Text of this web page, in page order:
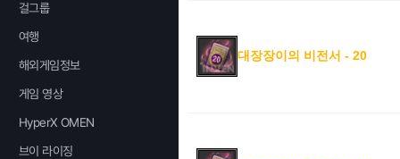
걸그룹
여행
해외게임정보
게임 영상
HyperX OMEN
브이 라이징
대장장이의 비전서 - 20